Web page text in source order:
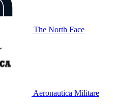
The North Face
Aeronautica Militare